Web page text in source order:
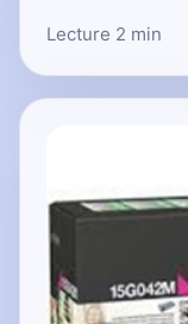
Lecture 2 min